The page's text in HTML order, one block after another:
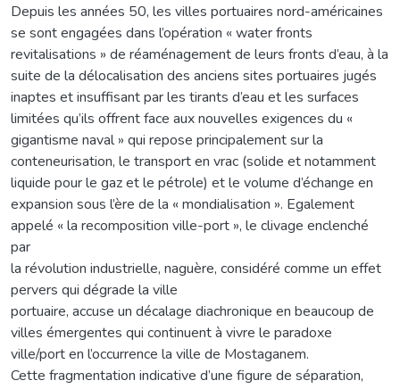
Depuis les années 50, les villes portuaires nord-américaines
se sont engagées dans l’opération « water fronts
revitalisations » de réaménagement de leurs fronts d’eau, à la
suite de la délocalisation des anciens sites portuaires jugés
inaptes et insuffisant par les tirants d’eau et les surfaces
limitées qu’ils offrent face aux nouvelles exigences du «
gigantisme naval » qui repose principalement sur la
conteneurisation, le transport en vrac (solide et notamment
liquide pour le gaz et le pétrole) et le volume d’échange en
expansion sous l’ère de la « mondialisation ». Egalement
appelé « la recomposition ville-port », le clivage enclenché
par
la révolution industrielle, naguère, considéré comme un effet
pervers qui dégrade la ville
portuaire, accuse un décalage diachronique en beaucoup de
villes émergentes qui continuent à vivre le paradoxe
ville/port en l’occurrence la ville de Mostaganem.
Cette fragmentation indicative d’une figure de séparation,